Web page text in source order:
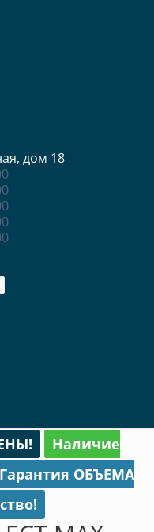
дом 18
Наличие
Гарантия ОБЪЕМА